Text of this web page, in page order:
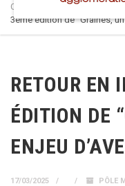
Culture en Dracénie
3ème édition de “Graines, un
RETOUR EN
ÉDITION DE
ENJEU
17/03/2025 PÔLE